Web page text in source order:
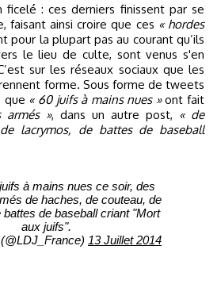
: ces derniers finissent par se
faisant ainsi croire que ces « hordes
pour la plupart pas au courant qu’ils
le lieu de culte, sont venus s'en
sur les réseaux sociaux que les
forme. Sous forme de tweets
que « 60 juifs à mains nues »ont fait
armés », dans un autre post, « de
lacrymos, de battes de baseball
à mains nues ce soir, des
de haches, de couteau, de
de baseball criant "Mort
aux juifs".
13 Juillet 2014